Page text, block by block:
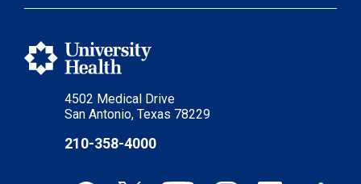
4502 Medical Drive
San Antonio, Texas 78229
210-358-4000